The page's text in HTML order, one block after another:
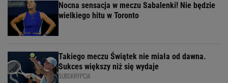
Nocna sensacja w meczu Sabalenki! Nie będzie
wielkiego hitu w Toronto
Takiego meczu Świątek nie miała od dawna.
Sukces większy niż się wydaje
SUBSKRYPCJA